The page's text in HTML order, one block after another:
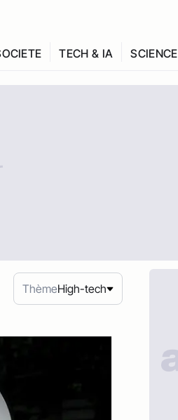
TECH & IA SCIENCE
ThèmeHigh-tech